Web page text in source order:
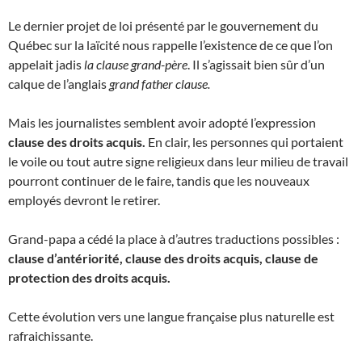
Le dernier projet de loi présenté par le gouvernement du
Québec sur la laïcité nous rappelle l’existence de ce que l’on
appelait jadis la clause grand-père. Il s’agissait bien sûr d’un
calque de l’anglais grand father clause.
Mais les journalistes semblent avoir adopté l’expression
clause des droits acquis. En clair, les personnes qui portaient
le voile ou tout autre signe religieux dans leur milieu de travail
pourront continuer de le faire, tandis que les nouveaux
employés devront le retirer.
Grand-papa a cédé la place à d’autres traductions possibles :
clause d’antériorité, clause des droits acquis, clause de
protection des droits acquis.
Cette évolution vers une langue française plus naturelle est
rafraichissante.